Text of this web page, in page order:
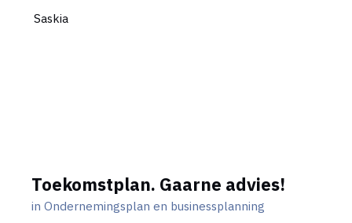
Saskia
Toekomstplan. Gaarne advies!
in Ondernemingsplan en businessplanning